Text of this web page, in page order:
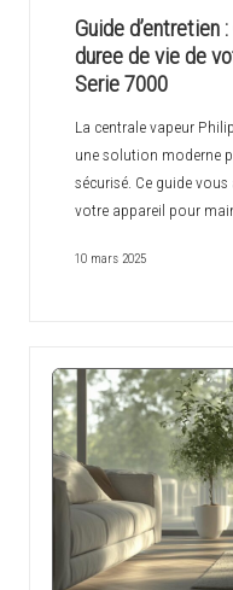
c
h
n
o
s
Guide d’entretien
duree de vie de
Serie 7000
La centrale vapeur
une solution moderne
sécurisé. Ce guide
votre appareil pour
10 mars 2025